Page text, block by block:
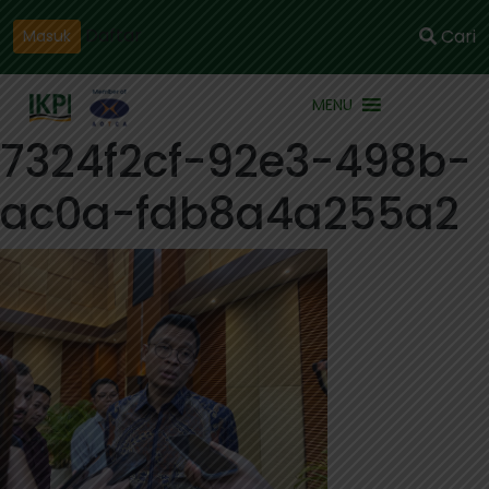
Masuk Cari
MENU
7324f2cf-92e3-498b-
ac0a-fdb8a4a255a2